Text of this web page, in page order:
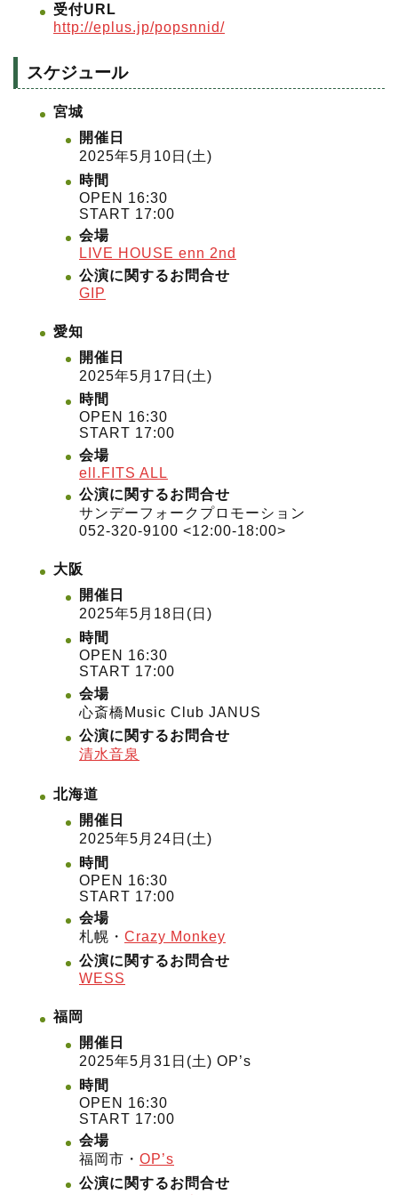
受付URL
http://eplus.jp/popsnnid/
スケジュール
宮城
開催日
2025年5月10日(土)
時間
OPEN 16:30
START 17:00
会場
LIVE HOUSE enn 2nd
公演に関するお問合せ
GIP
愛知
開催日
2025年5月17日(土)
時間
OPEN 16:30
START 17:00
会場
ell.FITS ALL
公演に関するお問合せ
サンデーフォークプロモーション
052-320-9100 <12:00-18:00>
大阪
開催日
2025年5月18日(日)
時間
OPEN 16:30
START 17:00
会場
心斎橋Music Club JANUS
公演に関するお問合せ
清水音泉
北海道
開催日
2025年5月24日(土)
時間
OPEN 16:30
START 17:00
会場
札幌・ Crazy Monkey
公演に関するお問合せ
WESS
福岡
開催日
2025年5月31日(土) OP’s
時間
OPEN 16:30
START 17:00
会場
福岡市・ OP’s
公演に関するお問合せ